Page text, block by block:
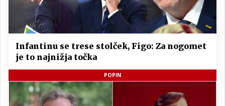
Infantinu se trese stolček, Figo: Za nogomet
je to najnižja točka
POPIN